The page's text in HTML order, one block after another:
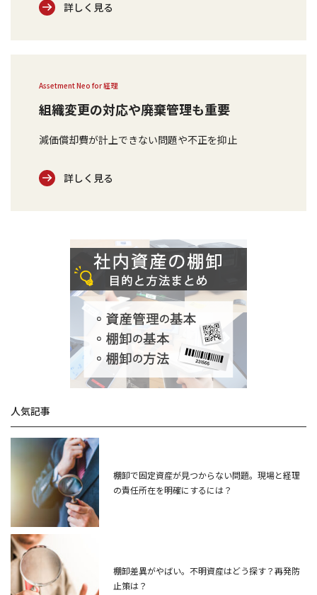
詳しく見る
Assetment Neo for 経理
組織変更の対応や廃棄管理も重要
減価償却費が計上できない問題や不正を抑止
詳しく見る
人気記事
棚卸で固定資産が見つからない問題。現場と経理
の責任所在を明確にするには？
棚卸差異がやばい。不明資産はどう探す？再発防
止策は？